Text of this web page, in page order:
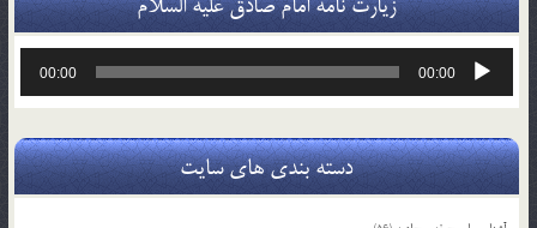
پخش‌کننده
00:00
00:00
دسته بندی های سایت